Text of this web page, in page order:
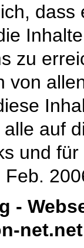
zu
von
auf
und
Feb.
-
net.net